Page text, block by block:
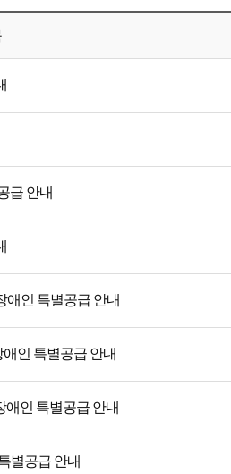
급 안내
애인 특별공급 안내
애인 특별공급 안내
애인 특별공급 안내
별공급 안내